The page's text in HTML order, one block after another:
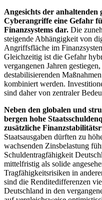
Angesichts der anhaltenden
Cyberangriffe eine Gefahr
Finanzsystems dar. Die
steigende Abhängigkeit von
Angriffsfläche im
Gleichzeitig ist die Gefahr
vergangenen Jahren
destabilisierenden
kombiniert werden.
sind daher von zentraler
Neben den globalen und
bergen hohe
zusätzliche
Staatsausgaben dürften zu
wachsenden Zinsbelastung
Schuldentragfähigkeit
mittelfristig als solide
Tragfähigkeitsrisiken in
sind die Renditedifferenzen
Deutschland in den